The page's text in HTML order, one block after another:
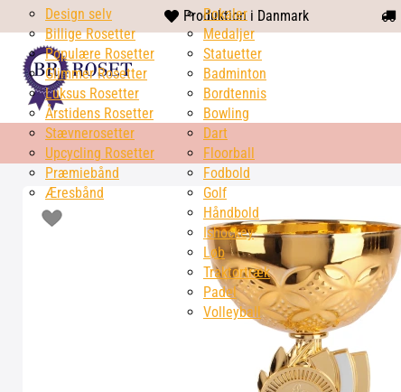
heart
solid
Produktion i Danmark
Design selv
Billige Rosetter
Populære Rosetter
Glimmer Rosetter
Luksus Rosetter
Årstidens Rosetter
Stævnerosetter
Upcycling Rosetter
Præmiebånd
Æresbånd
Pokaler
Medaljer
Statuetter
Badminton
Bordtennis
Bowling
Dart
Floorball
Fodbold
Golf
Håndbold
Ishockey
Løb
Traktortræk
Padel
Volleyball